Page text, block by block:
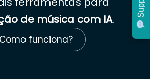
de música com IA.
Como funciona?